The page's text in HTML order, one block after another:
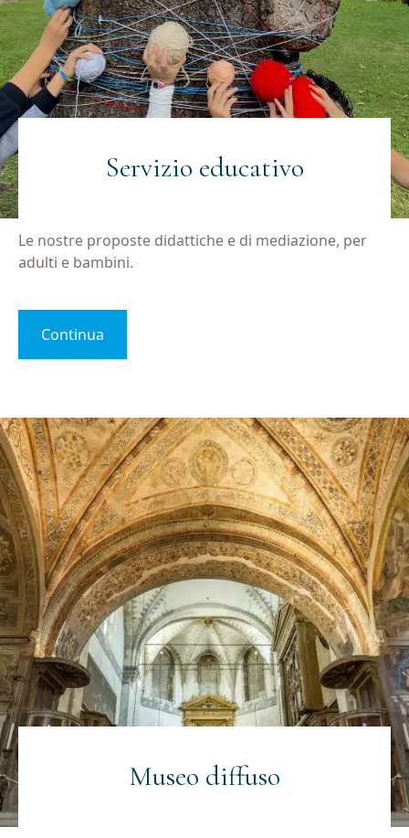
Servizio educativo
Le nostre proposte didattiche e di mediazione, per
adulti e bambini.
Continua
Museo diffuso